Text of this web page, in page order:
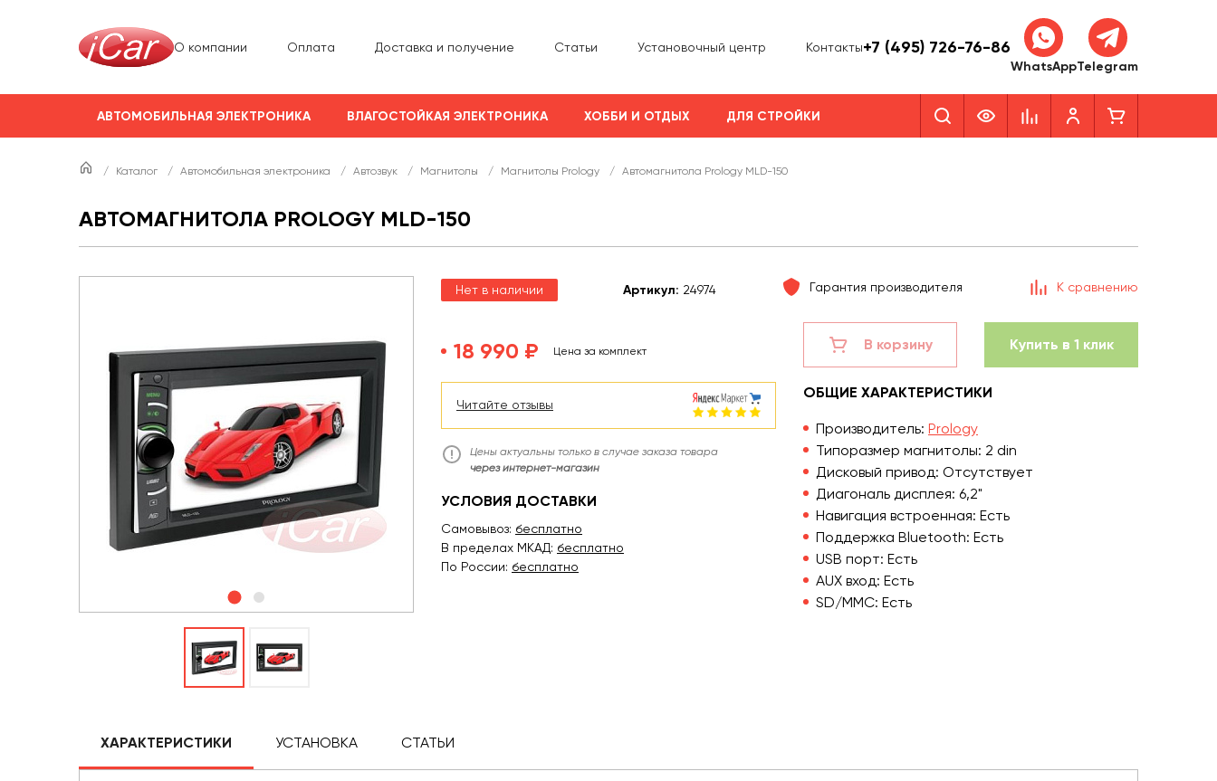
О компании Оплата Доставка и получение Статьи Установочный центр Контакты+7 (495) 726-76-86
WhatsAppTelegram
АВТОМОБИЛЬНАЯ ЭЛЕКТРОНИКА ВЛАГОСТОЙКАЯ ЭЛЕКТРОНИКА ХОББИ И ОТДЫХ ДЛЯ СТРОЙКИ
/ Каталог / Автомобильная электроника / Автозвук / Магнитолы / Магнитолы Prology / Автомагнитола Prology MLD-150
АВТОМАГНИТОЛА PROLOGY MLD-150
Нет в наличии Артикул: 24974 Гарантия производителя К сравнению
18 990 ₽ Цена за комплект
Читайте отзывы
Цены актуальны только в случае заказа товара
через интернет-магазин
УСЛОВИЯ ДОСТАВКИ
Самовывоз: бесплатно
В пределах МКАД: бесплатно
По России: бесплатно
В корзину Купить в 1 клик
ОБЩИЕ ХАРАКТЕРИСТИКИ
Производитель: Prology
Типоразмер магнитолы: 2 din
Дисковый привод: Отсутствует
Диагональ дисплея: 6,2"
Навигация встроенная: Есть
Поддержка Bluetooth: Есть
USB порт: Есть
AUX вход: Есть
SD/MMC: Есть
ХАРАКТЕРИСТИКИ УСТАНОВКА СТАТЬИ